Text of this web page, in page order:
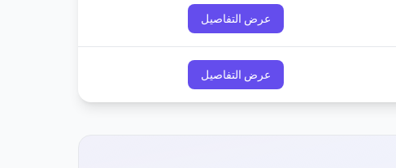
عرض التفاصيل
عرض التفاصيل